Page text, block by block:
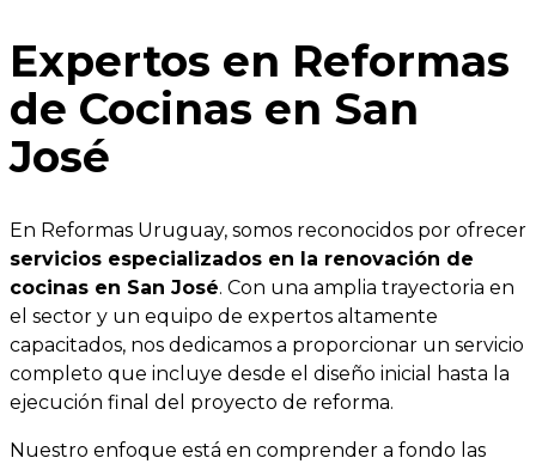
Expertos en Reformas
de Cocinas en San
José
En Reformas Uruguay, somos reconocidos por ofrecer
servicios especializados en la renovación de
cocinas en San José. Con una amplia trayectoria en
el sector y un equipo de expertos altamente
capacitados, nos dedicamos a proporcionar un servicio
completo que incluye desde el diseño inicial hasta la
ejecución final del proyecto de reforma.
Nuestro enfoque está en comprender a fondo las